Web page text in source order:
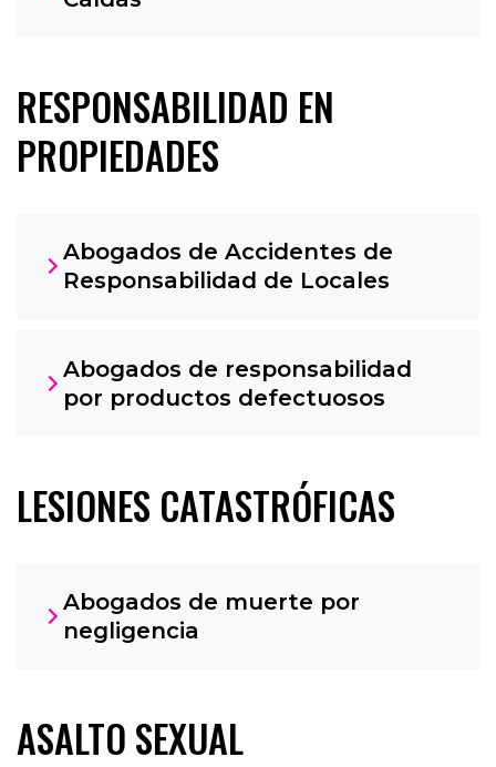
RESPONSABILIDAD EN
PROPIEDADES
Abogados de Accidentes de
Responsabilidad de Locales
Abogados de responsabilidad
por productos defectuosos
LESIONES CATASTRÓFICAS
Abogados de muerte por
negligencia
ASALTO SEXUAL